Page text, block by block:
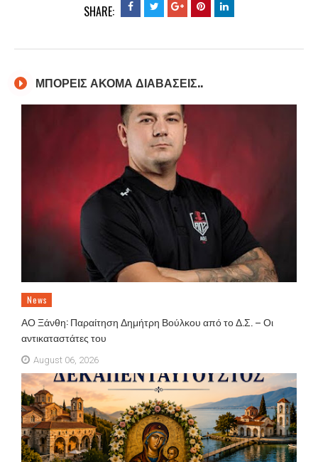
SHARE:
ΜΠΟΡΕΙΣ ΑΚΟΜΑ ΔΙΑΒΑΣΕΙΣ..
News
ΑΟ Ξάνθη: Παραίτηση Δημήτρη Βούλκου από το Δ.Σ. – Οι
αντικαταστάτες του
August 06, 2026